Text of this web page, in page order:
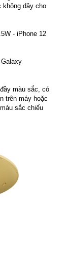
dây cho
- iPhone 12
màu sắc, có
trên máy hoặc
sắc chiếu